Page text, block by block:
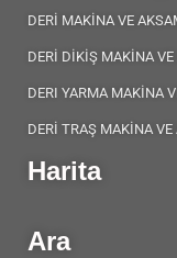
DERİ MAKİNA VE
DERİ DİKİŞ MAKİNA
DERI YARMA MAKİNA
DERİ TRAŞ MAKİNA
Harita
Ara